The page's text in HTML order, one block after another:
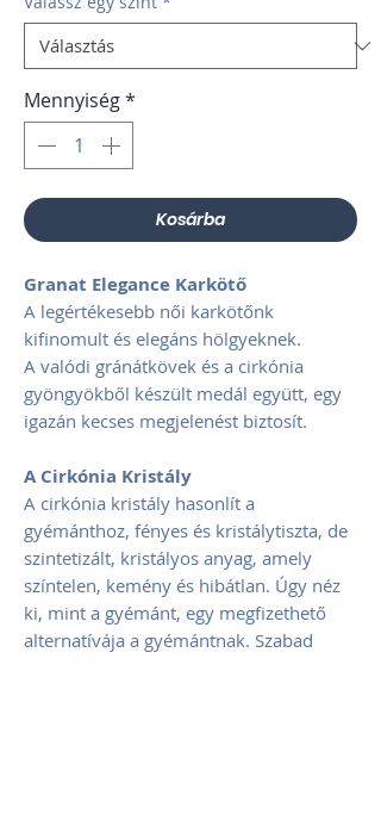
Mennyiség*
Kosárba
Granat Elegance Karkötő
A legértékesebb női karkötőnk
kifinomult és elegáns hölgyeknek.
A valódi gránátkövek és a cirkónia
gyöngyökből készült medál együtt, egy
igazán kecses megjelenést biztosít.
A Cirkónia Kristály
A cirkónia kristály hasonlít a
gyémánthoz, fényes és kristálytiszta, de
szintetizált, kristályos anyag, amely
színtelen, kemény és hibátlan. Úgy néz
ki, mint a gyémánt, egy megfizethető
alternatívája a gyémántnak. Szabad